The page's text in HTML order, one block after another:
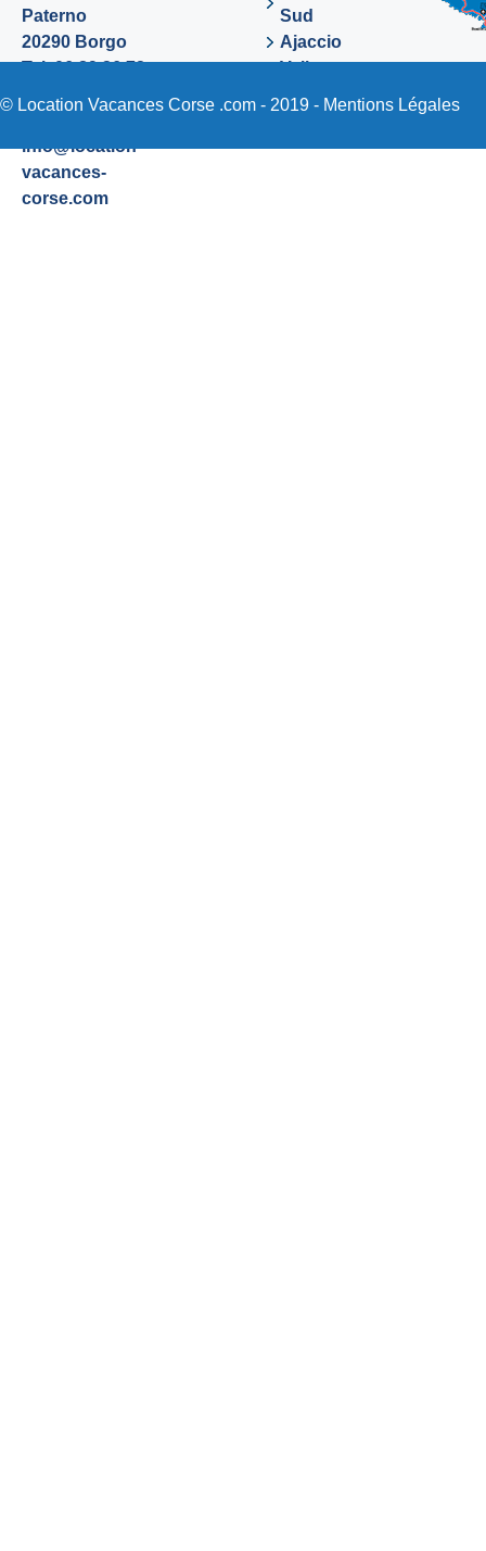
Paterno
20290 Borgo
Tel. 06 89 36 72
info@location-
vacances-
corse.com
Sud
Ajaccio
Valinco
Sartene
© Location Vacances Corse .com - 2019 - Mentions Légales